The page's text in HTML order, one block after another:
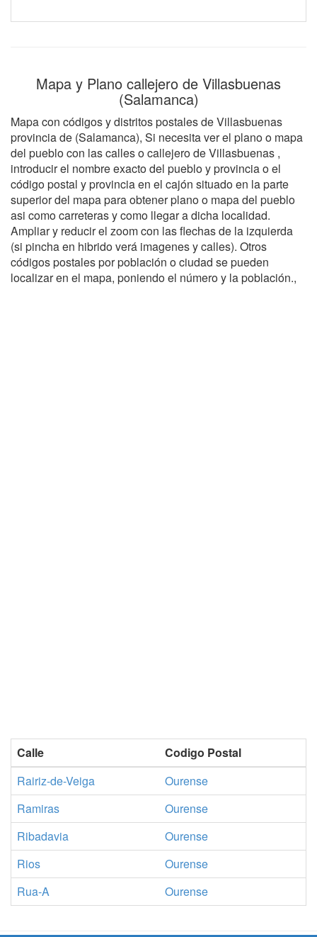
Mapa y Plano callejero de Villasbuenas
(Salamanca)
Mapa con códigos y distritos postales de Villasbuenas
provincia de (Salamanca), Si necesita ver el plano o mapa
del pueblo con las calles o callejero de Villasbuenas ,
introducir el nombre exacto del pueblo y provincia o el
código postal y provincia en el cajón situado en la parte
superior del mapa para obtener plano o mapa del pueblo
asi como carreteras y como llegar a dicha localidad.
Ampliar y reducir el zoom con las flechas de la izquierda
(si pincha en hibrido verá imagenes y calles). Otros
códigos postales por población o ciudad se pueden
localizar en el mapa, poniendo el número y la población.,
Calle
Codigo Postal
Rairiz-de-Veiga
Ourense
Ramiras
Ourense
Ribadavia
Ourense
Rios
Ourense
Rua-A
Ourense